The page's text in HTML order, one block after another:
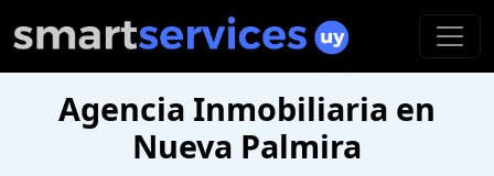
Agencia Inmobiliaria en
Nueva Palmira